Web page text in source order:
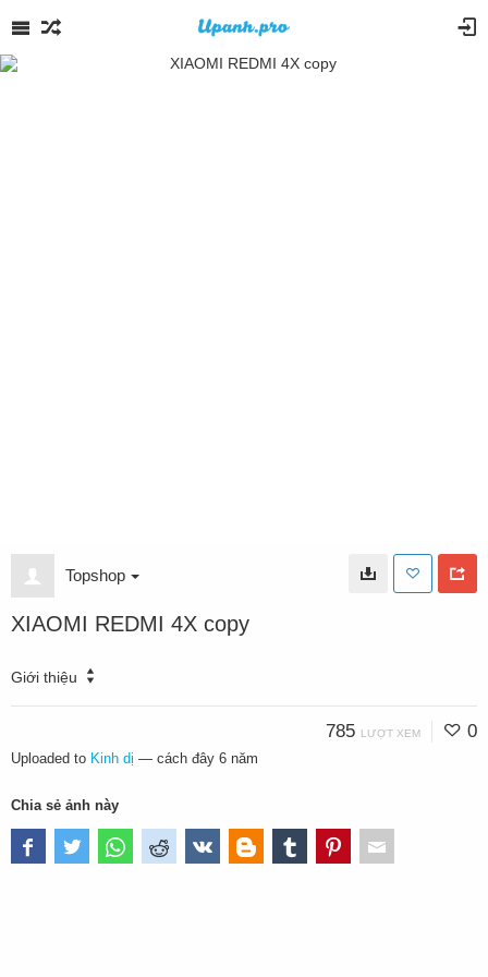
Topshop
XIAOMI REDMI 4X copy
Giới thiệu
785 LƯỢT XEM 0
Uploaded to Kinh dị — cách đây 6 năm
Chia sẻ ảnh này